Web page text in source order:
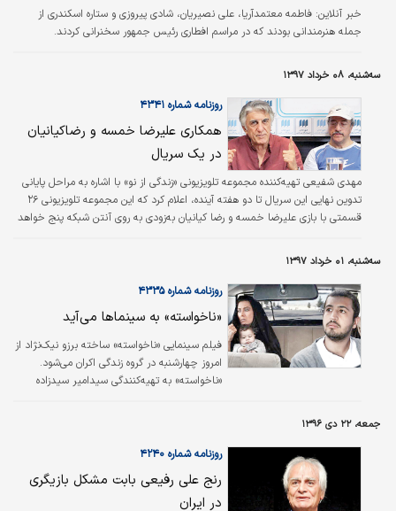
خبر آنلاین: فاطمه معتمدآریا، علی نصیریان، شادی پیروزی و ستاره اسکندری از
جمله هنرمندانی بودند که در مراسم افطاری رئیس جمهور سخنرانی کردند.
سه‌شنبه، ۰۸ خرداد ۱۳۹۷
روزنامه شماره ۴۳۴۱
همکاری علیرضا خمسه و رضاکیانیان
در یک سریال
مهدی شفیعی تهیه‌کننده مجموعه تلویزیونی «زندگی از نو» با اشاره به مراحل پایانی
تدوین نهایی این سریال تا دو هفته آینده، اعلام کرد که این مجموعه تلویزیونی ۲۶
قسمتی با بازی علیرضا خمسه و رضا کیانیان به‌زودی به روی آنتن شبکه پنج خواهد
سه‌شنبه، ۰۱ خرداد ۱۳۹۷
روزنامه شماره ۴۳۳۵
«ناخواسته» به سینماها می‌آید
فیلم سینمایی «ناخواسته» ساخته برزو نیک‌نژاد از
امروز چهارشنبه در گروه زندگی اکران می‌شود.
«ناخواسته» به تهیه‌کنندگی سیدامیر سیدزاده
جمعه، ۲۲ دی ۱۳۹۶
روزنامه شماره ۴۲۴۰
رنج علی رفیعی بابت مشکل بازیگری
در ایران